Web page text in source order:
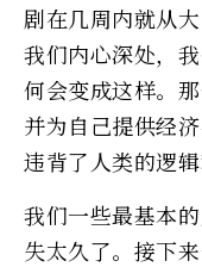
剧在几周内就从
我们内心深处，
何会变成这样。
并为自己提供经
违背了人类的逻辑
我们一些最基本
失太久了。接下